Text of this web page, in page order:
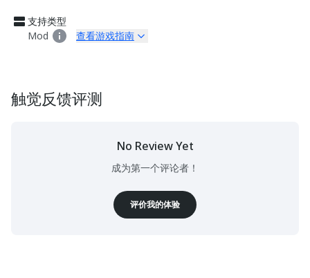
支持类型
Mod
查看游戏指南
触觉反馈评测
No Review Yet
成为第一个评论者！
评价我的体验